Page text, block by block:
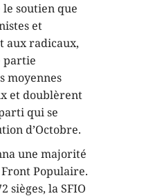
le soutien que
et
aux radicaux,
partie
moyennes
et doublèrent
qui se
d’Octobre.
une majorité
Populaire.
sièges, la SFIO